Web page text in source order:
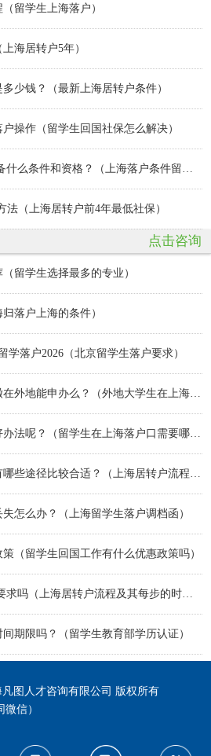
留学生上海落户）
海居转户5年）
多少钱？（最新上海居转户条件）
操作（留学生回国社保怎么解决）
法（上海居转户前4年最低社保）
点击咨询
留学生选择最多的专业）
落户上海的条件）
学落户2026（北京留学生落户要求）
怎么办？（上海留学生落户调档函）
（留学生回国工作有什么优惠政策吗）
期限吗？（留学生教育部学历认证）
凡图人才咨询有限公司 版权所有
信）